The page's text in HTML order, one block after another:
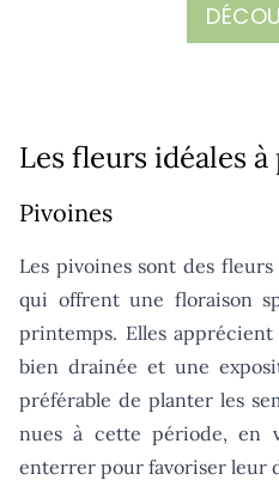
Les fleurs idéales
Pivoines
Les pivoines sont des
qui offrent une floraison
printemps. Elles
bien drainée et une
préférable de planter les
nues à cette période, en
enterrer pour favoriser leur